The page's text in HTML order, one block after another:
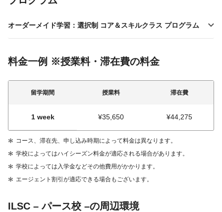
オーダーメイド学習：選択制 コア＆スキルクラス プログラム
料金一例 ※授業料・滞在費の料金
留学期間 授業料 滞在費
1 week ¥35,650 ¥44,275
コース、滞在先、申し込み時期によって料金は異なります。
学校によってはハイシーズン料金が適応される場合があります。
学校によっては入学金などその他費用がかかります。
エージェント割引が適応できる場合もございます。
ILSC – パース校 –の周辺環境